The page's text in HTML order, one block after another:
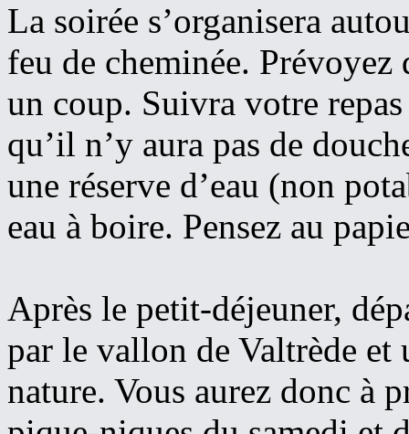
La soirée s’organisera
feu de cheminée.
un coup. Suivra votre repas
qu’il n’y aura pas de
une réserve d’eau (non
eau à boire. Pensez au
Après le petit-déjeuner,
par le vallon de Valtrède et
nature. Vous aurez donc à